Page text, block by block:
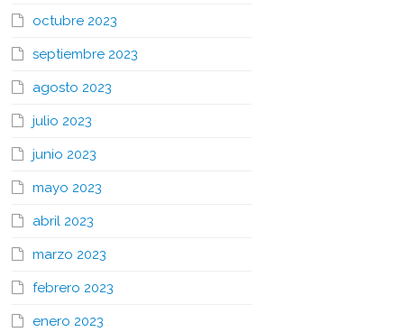
octubre 2023
septiembre 2023
agosto 2023
julio 2023
junio 2023
mayo 2023
abril 2023
marzo 2023
febrero 2023
enero 2023